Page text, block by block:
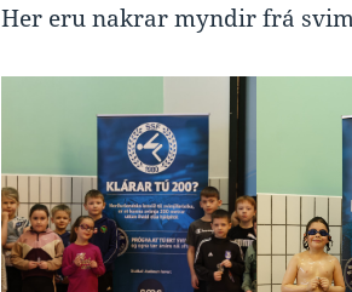
Her eru nakrar myndir frá